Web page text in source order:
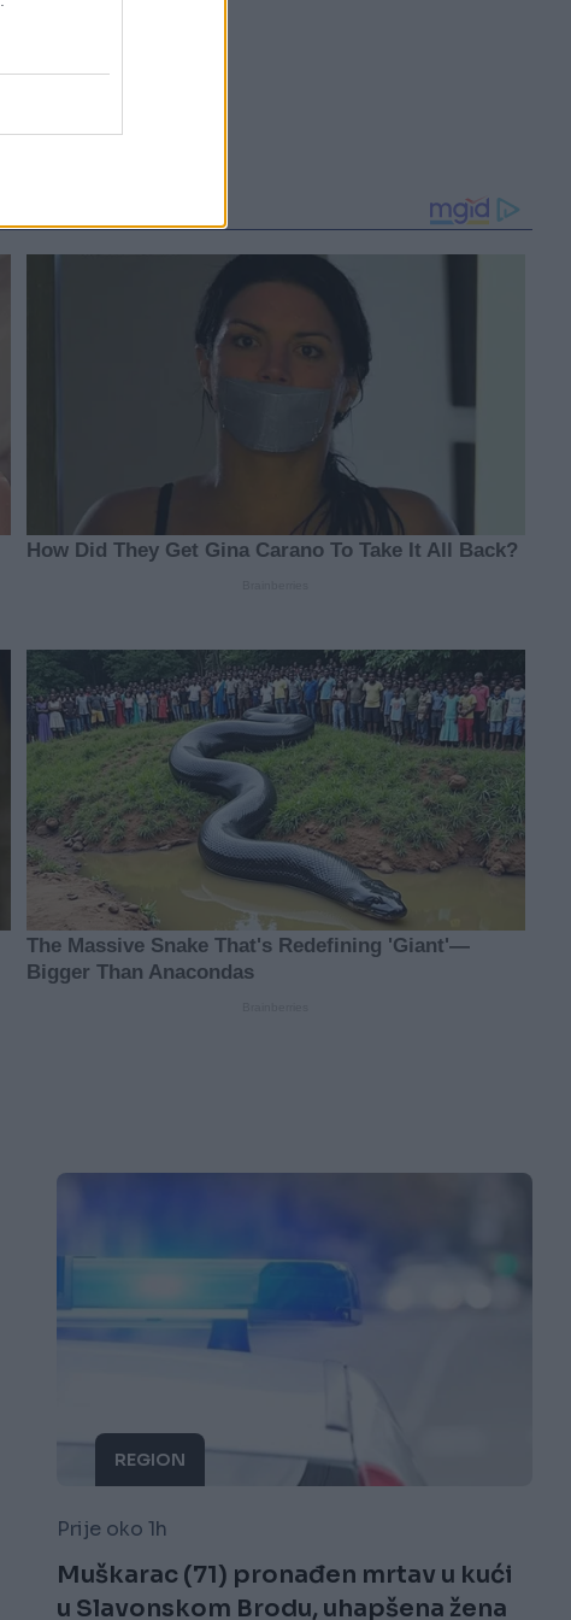
REGION
Prije oko 1h
Muškarac (71) pronađen mrtav u kući
u Slavonskom Brodu, uhapšena žena